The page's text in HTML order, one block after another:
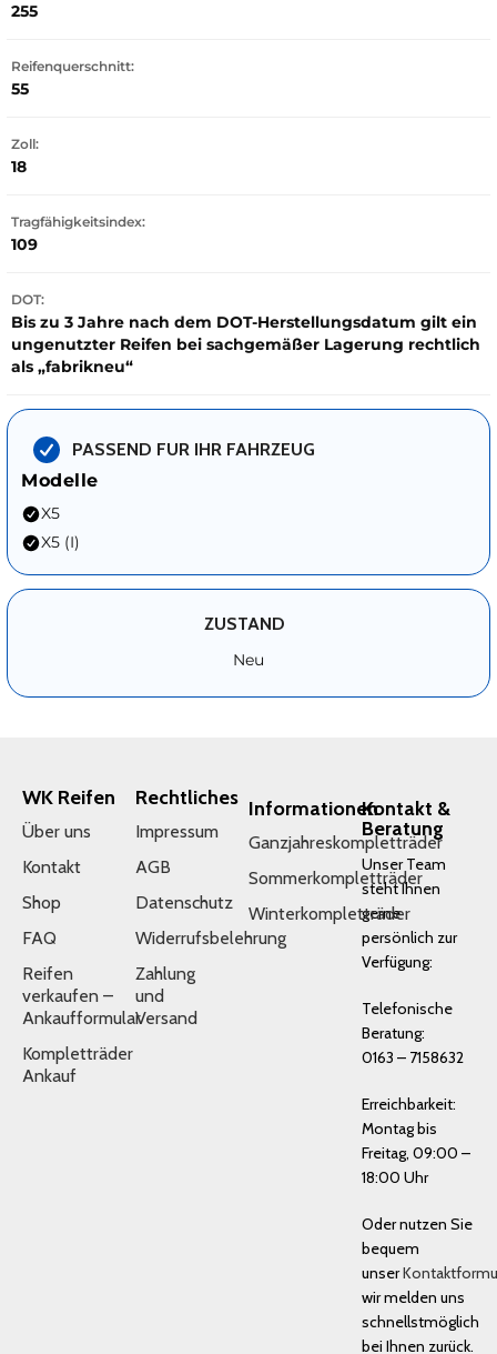
255
Reifenquerschnitt:
55
Zoll:
18
Tragfähigkeitsindex:
109
DOT:
Bis zu 3 Jahre nach dem DOT-Herstellungsdatum gilt ein
ungenutzter Reifen bei sachgemäßer Lagerung rechtlich
als „fabrikneu“
PASSEND FUR IHR FAHRZEUG
Modelle
X5
X5 (I)
ZUSTAND
Neu
WK Reifen
Über uns
Kontakt
Shop
FAQ
Reifen
verkaufen –
Ankaufformular
Kompletträder
Ankauf
Rechtliches
Impressum
AGB
Datenschutz
Widerrufsbelehrung
Zahlung
und
Versand
Informationen
Ganzjahreskompletträder
Sommerkompletträder
Winterkompletträder
Kontakt &
Beratung
Unser Team
steht Ihnen
gerne
persönlich zur
Verfügung:
Telefonische
Beratung:
0163 – 7158632
Erreichbarkeit:
Montag bis
Freitag, 09:00 –
18:00 Uhr
Oder nutzen Sie
bequem
unser
wir melden uns
schnellstmöglich
bei Ihnen zurück.